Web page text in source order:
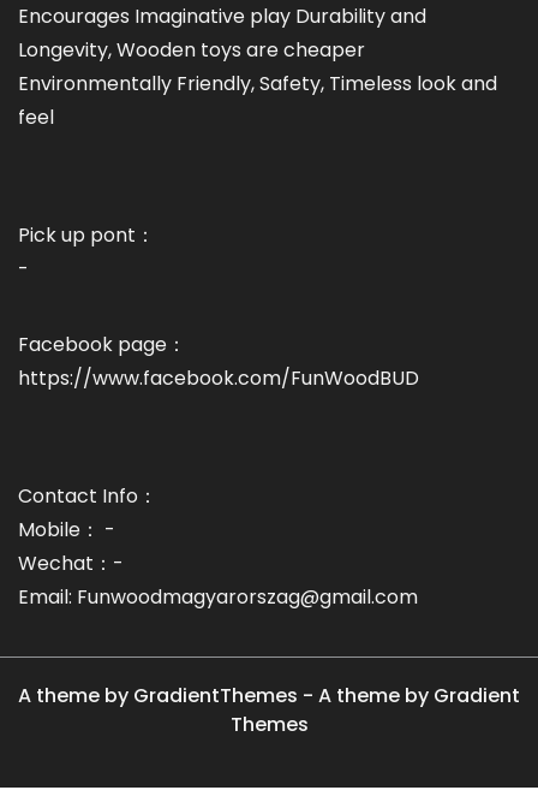
Encourages Imaginative play Durability and
Longevity, Wooden toys are cheaper
Environmentally Friendly, Safety, Timeless look and
feel
Pick up pont：
-
Facebook page：
https://www.facebook.com/FunWoodBUD
Contact Info：
Mobile： -
Wechat：-
Email: Funwoodmagyarorszag@gmail.com
A theme by GradientThemes - A theme by Gradient
Themes